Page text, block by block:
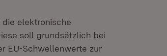
die elektronische
soll grundsätzlich bei
EU-Schwellenwerte zur